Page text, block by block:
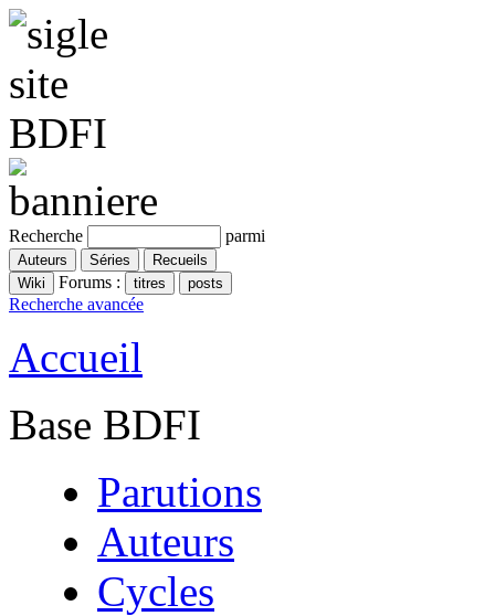
Recherche parmi
Forums :
Recherche avancée
Accueil
Base BDFI
Parutions
Auteurs
Cycles